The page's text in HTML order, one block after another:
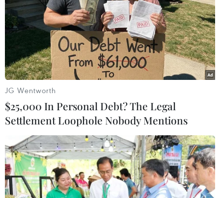
Thái Lan xác nhận 35 ca nhiễm mới, công
bố 3 kịch bản lây lan của dịch
18/03/2020 06:19
Kể từ khi dịch bệnh bùng phát đến nay, Thái Lan ghi
nhận 1 ca tử vong, 42 bệnh nhân đã được xuất viện sau
khi phục hồi và 169 bệnh nhân vẫn đang được điều trị
trong bệnh viện.
JG Wentworth
$25,000 In Personal Debt? The Legal
Settlement Loophole Nobody Mentions